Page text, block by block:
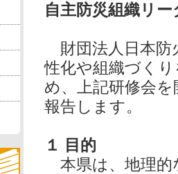
⾃主防災組織リ
財団法⼈⽇本防
性化や組織づく
め、上記研修会
報告します。
１ 目的
本県は、地理的